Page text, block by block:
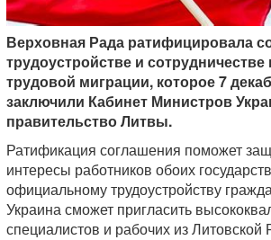
Верховная Рада ратифицировала
трудоустройстве и
трудовой миграции, которое 7
заключили Кабинет Министров
правительство Литвы.
Ратификация соглашения поможет
интересы работников обоих
официальному трудоустройству
Украина сможет пригласить
специалистов и рабочих из Литовской